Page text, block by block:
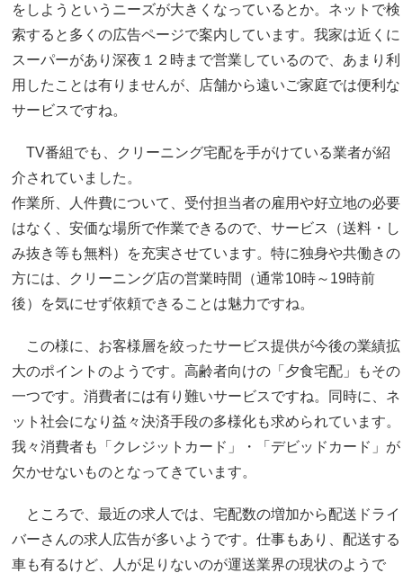
をしようというニーズが大きくなっているとか。ネットで検
索すると多くの広告ページで案内しています。我家は近くに
スーパーがあり深夜１２時まで営業しているので、あまり利
用したことは有りませんが、店舗から遠いご家庭では便利な
サービスですね。
TV番組でも、クリーニング宅配を手がけている業者が紹
介されていました。
作業所、人件費について、受付担当者の雇用や好立地の必要
はなく、安価な場所で作業できるので、サービス（送料・し
み抜き等も無料）を充実させています。特に独身や共働きの
方には、クリーニング店の営業時間（通常10時～19時前
後）を気にせず依頼できることは魅力ですね。
この様に、お客様層を絞ったサービス提供が今後の業績拡
大のポイントのようです。高齢者向けの「夕食宅配」もその
一つです。消費者には有り難いサービスですね。同時に、ネ
ット社会になり益々決済手段の多様化も求められています。
我々消費者も「クレジットカード」・「デビッドカード」が
欠かせないものとなってきています。
ところで、最近の求人では、宅配数の増加から配送ドライ
バーさんの求人広告が多いようです。仕事もあり、配送する
車も有るけど、人が足りないのが運送業界の現状のようで